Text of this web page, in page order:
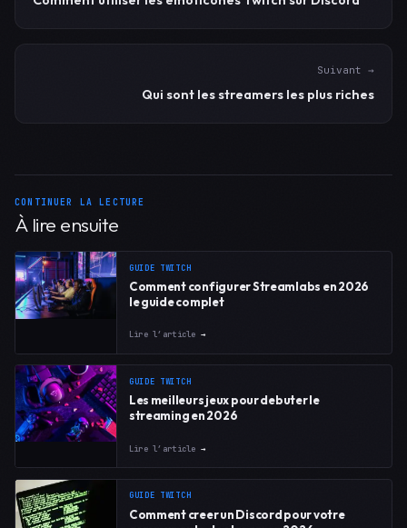
Suivant →
Qui sont les streamers les plus riches
CONTINUER LA LECTURE
À lire ensuite
GUIDE TWITCH
Comment configurer Streamlabs en 2026
le guide complet
Lire l’article →
GUIDE TWITCH
Les meilleurs jeux pour debuter le
streaming en 2026
Lire l’article →
GUIDE TWITCH
Comment creer un Discord pour votre